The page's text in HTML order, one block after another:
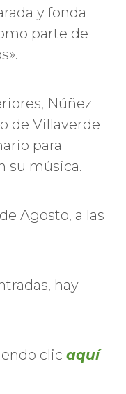
y fonda
parte de
Núñez
de Villaverde
para
su música.
Agosto, a las
hay
clic aquí